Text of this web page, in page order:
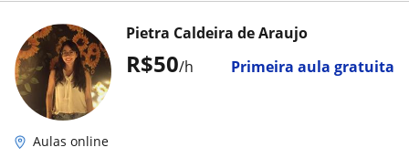
R$50/h Primeira aula gratuita
Pietra Caldeira de Araujo
Aulas online